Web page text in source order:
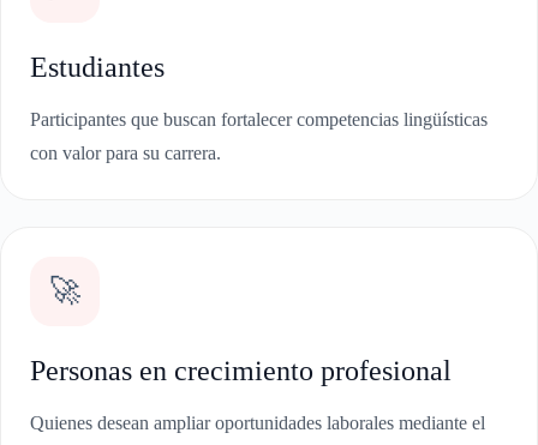
Estudiantes
Participantes que buscan fortalecer competencias lingüísticas
con valor para su carrera.
🚀
Personas en crecimiento profesional
Quienes desean ampliar oportunidades laborales mediante el